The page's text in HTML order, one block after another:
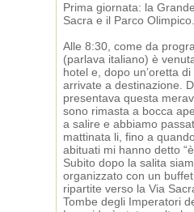
Prima giornata: la
Sacra e il Parco Olimpico.
Alle 8:30, come da
(parlava italiano) è
hotel e, dopo un’oretta
arrivate a destinazione.
presentava questa
sono rimasta a bocca
a salire e abbiamo
mattinata li, fino a
abituati mi hanno detto
Subito dopo la salita
organizzato con un
ripartite verso la Via
Tombe degli Imperatori